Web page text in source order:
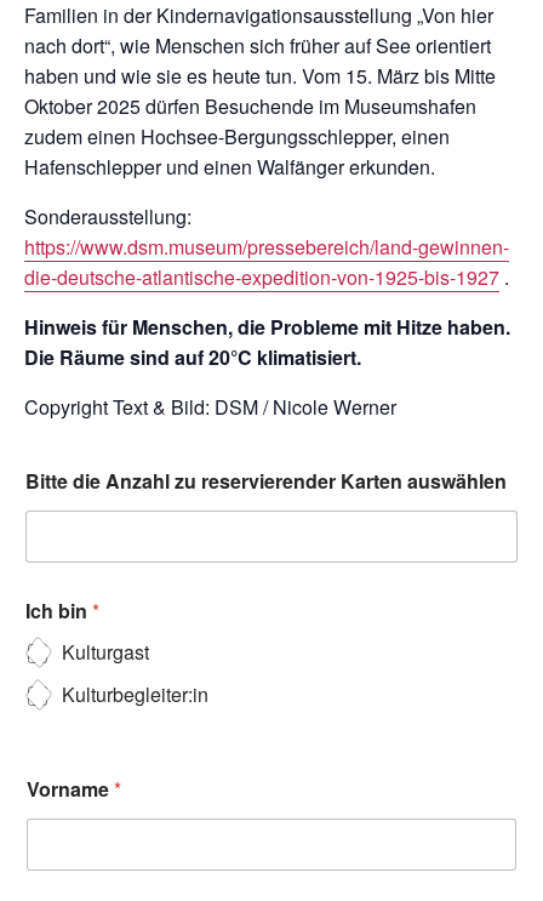
Familien in der Kindernavigationsausstellung „Von hier
nach dort“, wie Menschen sich früher auf See orientiert
haben und wie sie es heute tun. Vom 15. März bis Mitte
Oktober 2025 dürfen Besuchende im Museumshafen
zudem einen Hochsee-Bergungsschlepper, einen
Hafenschlepper und einen Walfänger erkunden.
Sonderausstellung:
https://www.dsm.museum/pressebereich/land-gewinnen-
die-deutsche-atlantische-expedition-von-1925-bis-1927 .
Hinweis für Menschen, die Probleme mit Hitze haben.
Die Räume sind auf 20°C klimatisiert.
Copyright Text & Bild: DSM / Nicole Werner
Bitte die Anzahl zu reservierender Karten auswählen
Ich bin *
Kulturgast
Kulturbegleiter:in
Vorname*